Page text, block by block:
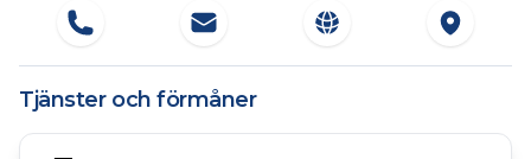
Tjänster och förmåner